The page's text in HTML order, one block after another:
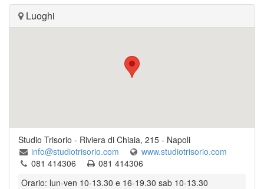
Luoghi
Studio Trisorio - Riviera di Chiaia, 215 - Napoli
info@studiotrisorio.com
www.studiotrisorio.com
081 414306
081 414306
Orario: lun-ven 10-13.30 e 16-19.30 sab 10-13.30